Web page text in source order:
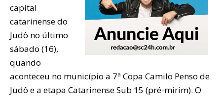
capital
catarinense do
Judô no último
sábado (16),
quando
aconteceu no município a 7ª Copa Camilo Penso de
Judô e a etapa Catarinense Sub 15 (pré-mirim). O